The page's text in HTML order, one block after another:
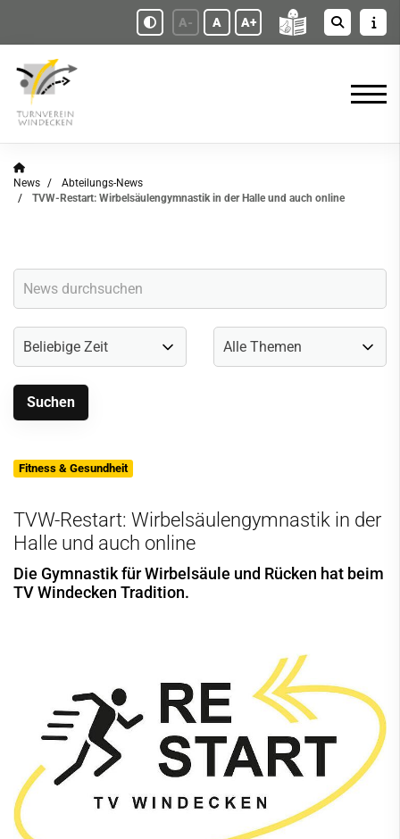
A- A A+
News
Abteilungs-News
TVW-Restart: Wirbelsäulengymnastik in der Halle und auch online
Fitness & Gesundheit
TVW-Restart: Wirbelsäulengymnastik in der
Halle und auch online
Die Gymnastik für Wirbelsäule und Rücken hat beim
TV Windecken Tradition.